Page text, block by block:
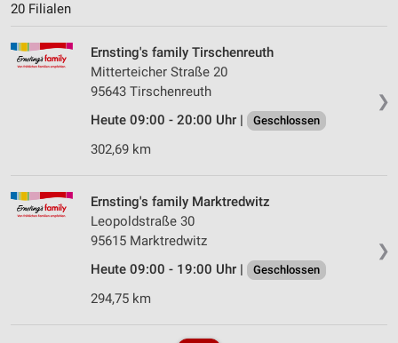
20 Filialen
❯
Ernsting's family Tirschenreuth
Mitterteicher Straße 20
95643 Tirschenreuth
Heute 09:00 - 20:00 Uhr |
Geschlossen
302,69 km
❯
Ernsting's family Marktredwitz
Leopoldstraße 30
95615 Marktredwitz
Heute 09:00 - 19:00 Uhr |
Geschlossen
294,75 km